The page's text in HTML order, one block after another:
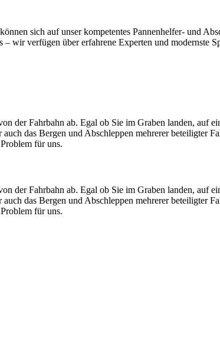
sich auf unser kompetentes Pannenhelfer- und
wir verfügen über erfahrene Experten und modernste
der Fahrbahn ab. Egal ob Sie im Graben landen, auf
das Bergen und Abschleppen mehrerer beteiligter
für uns.
der Fahrbahn ab. Egal ob Sie im Graben landen, auf
das Bergen und Abschleppen mehrerer beteiligter
für uns.